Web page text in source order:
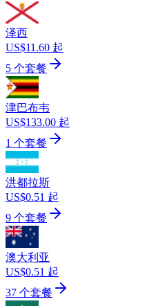
泽西
US$11.60 起
5 个套餐
津巴布韦
US$133.00 起
1 个套餐
洪都拉斯
US$0.51 起
9 个套餐
澳大利亚
US$0.51 起
37 个套餐